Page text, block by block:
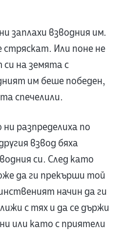
заплахи взводния им.
стряскат. Или поне не
на земята с
им беше победен,
спечелили.
разпределиха по
взвод бяха
си. След като
да ги прекърши той
начин да ги
с тях и да се държи
или като с приятели